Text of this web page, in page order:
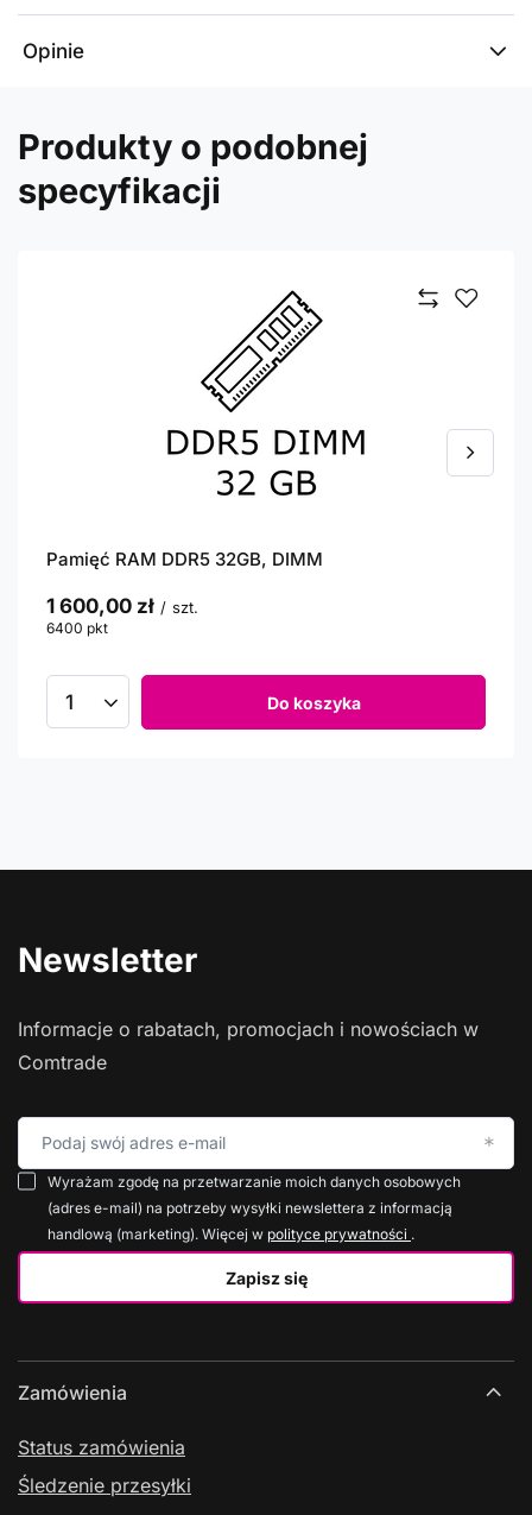
Opinie
Produkty o podobnej
specyfikacji
Pamięć RAM DDR5 32GB, DIMM
1 600,00 zł / szt.
6400 pkt
Do koszyka
Newsletter
Informacje o rabatach, promocjach i nowościach w
Comtrade
Podaj swój adres e-mail
Zapisz się
Wyrażam zgodę na przetwarzanie moich danych osobowych
(adres e-mail) na potrzeby wysyłki newslettera z informacją
handlową (marketing). Więcej w polityce prywatności .
Zamówienia
Status zamówienia
Śledzenie przesyłki